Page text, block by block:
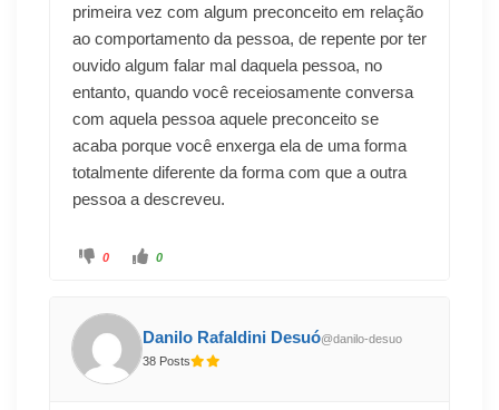
primeira vez com algum preconceito em relação
ao comportamento da pessoa, de repente por ter
ouvido algum falar mal daquela pessoa, no
entanto, quando você receiosamente conversa
com aquela pessoa aquele preconceito se
acaba porque você enxerga ela de uma forma
totalmente diferente da forma com que a outra
pessoa a descreveu.
0 0
Danilo Rafaldini Desuó@danilo-desuo
38 Posts